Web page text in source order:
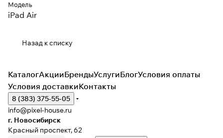
Модель
iPad Air
Назад к списку
КаталогАкцииБрендыУслугиБлогУсловия оплаты
Условия доставкиКонтакты
8 (383) 375-55-05
info@pixel-house.ru
г. Новосибирск
Красный проспект, 62